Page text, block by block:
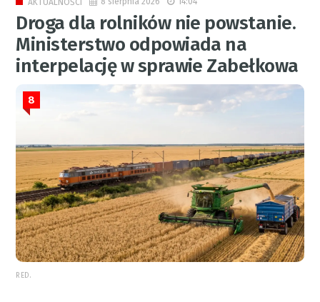
Droga dla rolników nie powstanie.
Ministerstwo odpowiada na
interpelację w sprawie Zabełkowa
8
RED.